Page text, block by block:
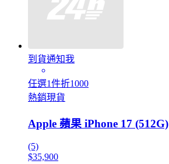
到貨通知我
任選1件折1000
熱銷現貨
Apple 蘋果 iPhone 17 (512G)
(5)
$35,900